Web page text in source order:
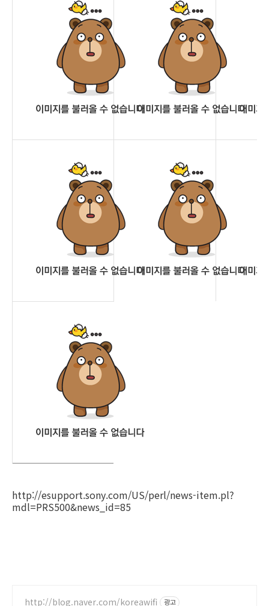
http://esupport.sony.com/US/perl/news-item.pl?
mdl=PRS500&news_id=85
http://blog.naver.com/koreawifi 광고